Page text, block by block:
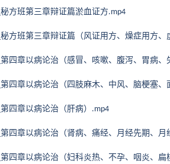
秘方班第三章辩证篇淤血证方.mp4
秘方班第三章辩证篇（风证用方、燥症用方、
第四章以病论治（感冒、咳嗽、腹泻、胃病
第四章以病论治（四肢麻木、中风、脑梗塞
第四章以病论治（肝病） .mp4
第四章以病论治（肾病、痛经、月经先期、
第四章以病论治（妇科炎热、不孕、咽炎、